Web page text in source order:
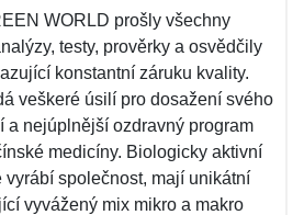
WORLD prošly všechny
testy, prověrky a osvědčily
konstantní záruku kvality.
veškeré úsilí pro dosažení svého
a nejúplnější ozdravný program
medicíny. Biologicky aktivní
vyrábí společnost, mají unikátní
vyvážený mix mikro a makro